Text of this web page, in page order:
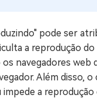
pode ser
a reprodução
navegadores
Além disso,
a